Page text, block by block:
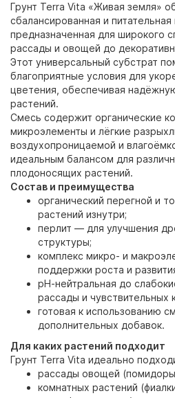
Грунт Terra Vita «Живая земля»
сбалансированная и
предназначенная для широкого
рассады и овощей до
Этот универсальный субстрат
благоприятные условия для
цветения, обеспечивая
растений.
Смесь содержит органические
микроэлементы и лёгкие
воздухопроницаемой и
идеальным балансом для
плодоносящих растений.
Состав и преимущества
органический перегной и
растений изнутри;
перлит — для улучшения
структуры;
комплекс микро- и
поддержки роста и
рН-нейтральная до
рассады и чувствительных
готовая к использованию
дополнительных добавок.
Для каких растений подходит
Грунт Terra Vita идеально
рассады овощей
комнатных растений